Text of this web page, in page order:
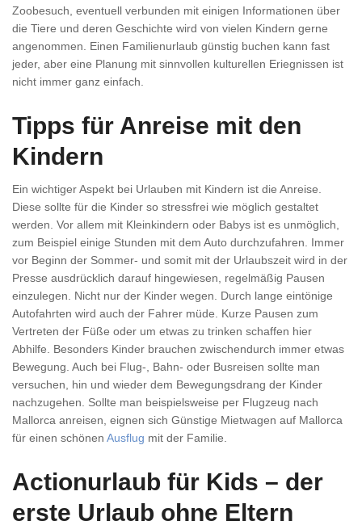
Zoobesuch, eventuell verbunden mit einigen Informationen über
die Tiere und deren Geschichte wird von vielen Kindern gerne
angenommen. Einen Familienurlaub günstig buchen kann fast
jeder, aber eine Planung mit sinnvollen kulturellen Eriegnissen ist
nicht immer ganz einfach.
Tipps für Anreise mit den
Kindern
Ein wichtiger Aspekt bei Urlauben mit Kindern ist die Anreise.
Diese sollte für die Kinder so stressfrei wie möglich gestaltet
werden. Vor allem mit Kleinkindern oder Babys ist es unmöglich,
zum Beispiel einige Stunden mit dem Auto durchzufahren. Immer
vor Beginn der Sommer- und somit mit der Urlaubszeit wird in der
Presse ausdrücklich darauf hingewiesen, regelmäßig Pausen
einzulegen. Nicht nur der Kinder wegen. Durch lange eintönige
Autofahrten wird auch der Fahrer müde. Kurze Pausen zum
Vertreten der Füße oder um etwas zu trinken schaffen hier
Abhilfe. Besonders Kinder brauchen zwischendurch immer etwas
Bewegung. Auch bei Flug-, Bahn- oder Busreisen sollte man
versuchen, hin und wieder dem Bewegungsdrang der Kinder
nachzugehen. Sollte man beispielsweise per Flugzeug nach
Mallorca anreisen, eignen sich Günstige Mietwagen auf Mallorca
für einen schönen Ausflug mit der Familie.
Actionurlaub für Kids – der
erste Urlaub ohne Eltern